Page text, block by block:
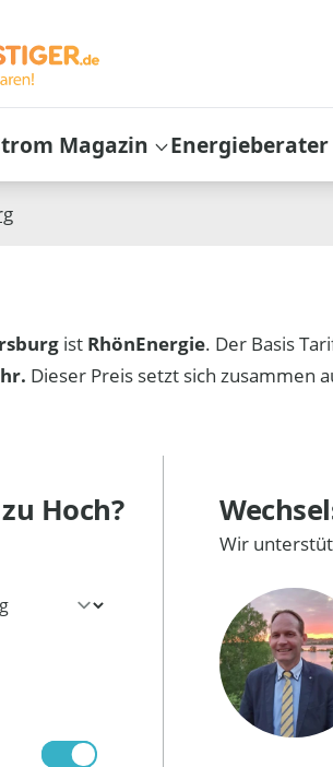
Magazin Energieberater
ist RhönEnergie. Der Basis
Dieser Preis setzt sich zusammen
zu Hoch?
Wir